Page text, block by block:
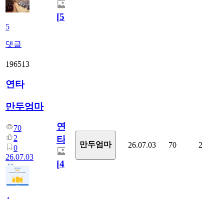
5
댓글
[5]
196513
연타
만두엄마
70
2
0
26.07.03
연
타
[4]
만두엄마 26.07.03 70 2